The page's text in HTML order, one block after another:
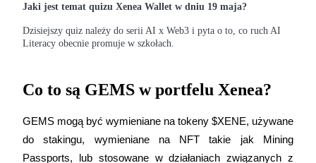
Afiliaci Bitrue
Aż do 65% prowizji!
Jaki jest temat quizu Xenea Wallet w dniu 19 maja?
Dzisiejszy quiz należy do serii AI x Web3 i pyta o to, co ruch AI
Literacy obecnie promuje w szkołach.
Co to są GEMS w portfelu Xenea?
GEMS mogą być wymieniane na tokeny $XENE, używane
do stakingu, wymieniane na NFT takie jak Mining
Passports, lub stosowane w działaniach związanych z